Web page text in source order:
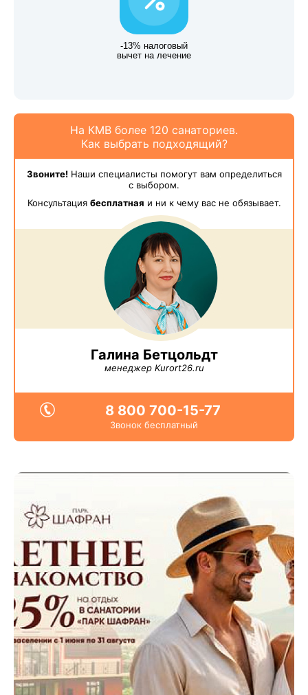
-13% налоговый
вычет на лечение
На КМВ более 120 санаториев.
Как выбрать подходящий?
Звоните!Наши специалисты помогут вам определиться
с выбором.
Консультация бесплатная и ни к чему вас не обязывает.
Галина Бетцольдт
менеджер Kurort26.ru
8 800 700-15-77
Звонок бесплатный